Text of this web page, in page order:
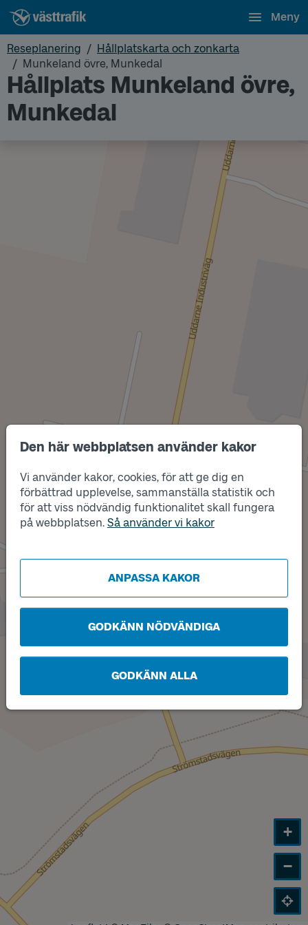
Den här webbplatsen använder kakor
Vi använder kakor, cookies, för att ge dig en
förbättrad upplevelse, sammanställa statistik och
för att viss nödvändig funktionalitet skall fungera
på webbplatsen. Så använder vi kakor
ANPASSA KAKOR
GODKÄNN NÖDVÄNDIGA
GODKÄNN ALLA
Meny
Reseplanering
Hållplatskarta och zonkarta
Munkeland övre, Munkedal
Hållplats Munkeland övre,
Munkedal
Läge
A
Läge
B
+
−